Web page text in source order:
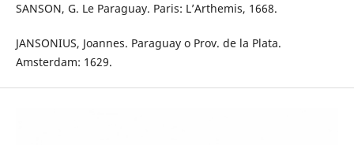
SANSON, G. Le Paraguay. Paris: L’Arthemis, 1668.
JANSONIUS, Joannes. Paraguay o Prov. de la Plata.
Amsterdam: 1629.